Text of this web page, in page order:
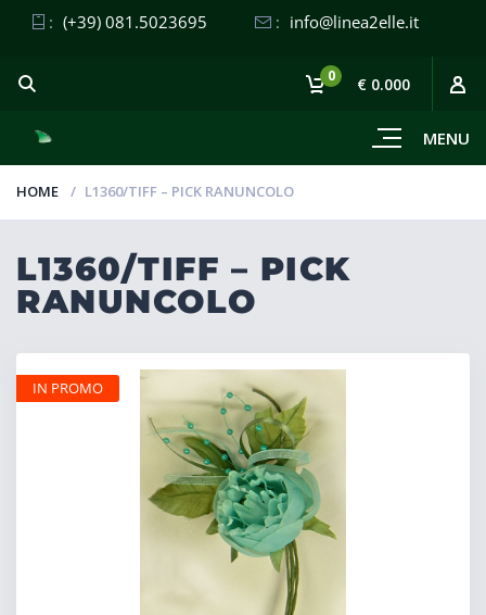
: (+39) 081.5023695 : info@linea2elle.it
MENU
0 € 0.000
HOME L1360/TIFF – PICK RANUNCOLO
L1360/TIFF – PICK
RANUNCOLO
IN PROMO